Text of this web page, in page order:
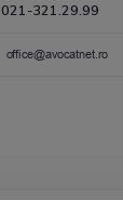
021-321.29.99